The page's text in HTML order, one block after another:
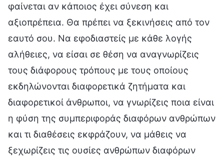
φαίνεται αν κάποιος έχει σύνεση και
αξιοπρέπεια. Θα πρέπει να ξεκινήσεις από τον
εαυτό σου. Να εφοδιαστείς με κάθε λογής
αλήθειες, να είσαι σε θέση να αναγνωρίζεις
τους διάφορους τρόπους με τους οποίους
εκδηλώνονται διαφορετικά ζητήματα και
διαφορετικοί άνθρωποι, να γνωρίζεις ποια είναι
η φύση της συμπεριφοράς διαφόρων ανθρώπων
και τι διαθέσεις εκφράζουν, να μάθεις να
ξεχωρίζεις τις ουσίες ανθρώπων διαφόρων